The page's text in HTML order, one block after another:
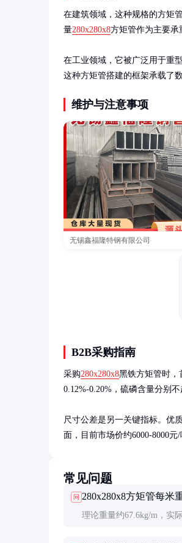
在建筑领域，这种规格的方矩
量280x280x8方矩管作为主要承
在工业领域，它被广泛用于重
这种方矩管搭建的框架承载了
维护与注意事项
无锡鑫福隆特钢有限公司
B2B采购指南
采购280x280x8黑铁方矩管时，
0.12%-0.20%，硫磷含量分别不
尺寸公差是另一关键指标。优
面，目前市场价约6000-8000
常见问题
问 280x280x8方矩管每米
理论重量约67.6kg/m，实